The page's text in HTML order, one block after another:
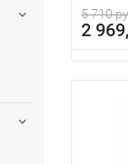
5 710
2